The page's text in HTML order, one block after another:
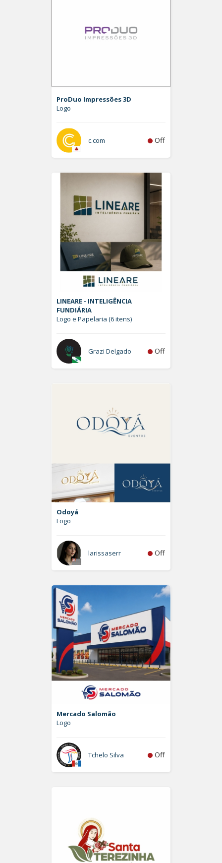
ProDuo Impressões 3D
Logo
c.com Off
LINEARE - INTELIGÊNCIA
FUNDIÁRIA
Logo e Papelaria (6 itens)
Grazi Delgado Off
Odoyá
Logo
larissaserr Off
Mercado Salomão
Logo
Tchelo Silva Off